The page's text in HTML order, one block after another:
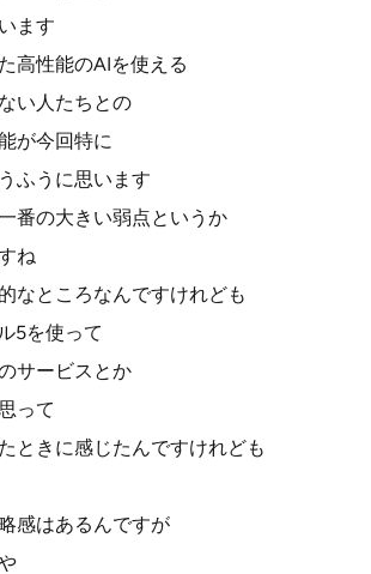
ます
高性能のAIを使える
い人たちとの
が今回特に
ふうに思います
番の大きい弱点というか
ね
なところなんですけれども
5を使って
サービスとか
って
ときに感じたんですけれども
感はあるんですが